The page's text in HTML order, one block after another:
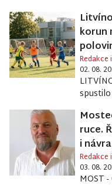
korun
Redakce
02. 08.
ruce.
i
Redakce
03. 08.
MOST